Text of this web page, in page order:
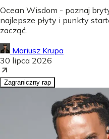
Ocean Wisdom - poznaj
najlepsze płyty i punkty
zacząć.
Mariusz Krupa
30 lipca 2026
Zagraniczny rap